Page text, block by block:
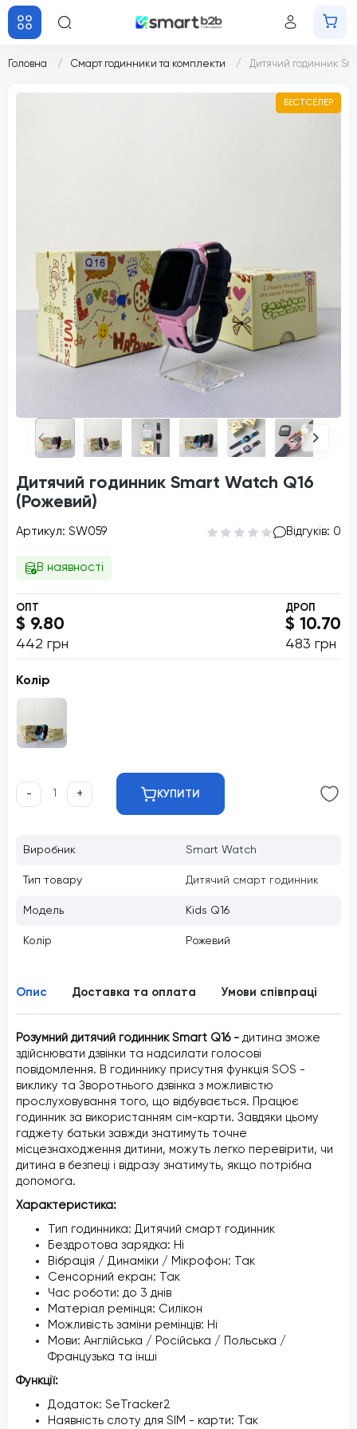
Головна Смарт годинники та комплекти Дитячий годинник
БЕСТСЕЛЕР
Дитячий годинник Smart Watch Q16
(Рожевий)
Артикул: SW059 Відгуків: 0
В наявності
ОПТ
$ 9.80
442 грн
ДРОП
$ 10.70
483 грн
Колір
- + КУПИТИ
Виробник Smart Watch
Тип товару Дитячий смарт годинник
Модель Kids Q16
Колір Рожевий
Опис Доставка та оплата Умови співпраці
Розумний дитячий годинник Smart Q16 - дитина зможе
здійснювати дзвінки та надсилати голосові
повідомлення. В годиннику присутня функція SOS -
виклику та Зворотнього дзвінка з можливістю
прослуховування того, що відбувається. Працює
годинник за використанням сім-карти. Завдяки цьому
гаджету батьки завжди знатимуть точне
місцезнаходження дитини, можуть легко перевірити, чи
дитина в безпеці і відразу знатимуть, якщо потрібна
допомога.
Характеристика:
Тип годинника: Дитячий смарт годинник
Бездротова зарядка: Ні
Вібрація / Динаміки / Мікрофон: Так
Сенсорний екран: Так
Час роботи: до 3 днів
Матеріал ремінця: Силікон
Можливість заміни ремінців: Ні
Мови: Англійська / Російська / Польська /
Французька та інші
Функції:
Додаток: SeTracker2
Наявність слоту для SIM - карти: Так